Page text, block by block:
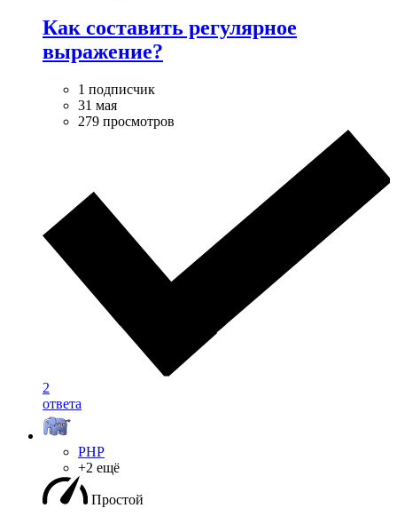
Как составить регулярное
выражение?
1 подписчик
31 мая
279 просмотров
2
ответа
PHP
+2 ещё
Простой